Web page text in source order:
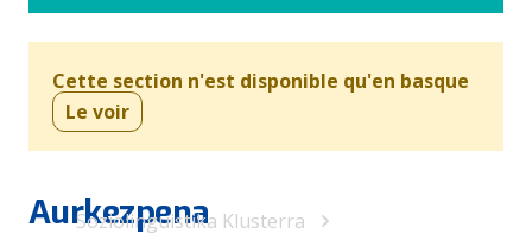
Cette section n'est disponible qu'en basque
Le voir
Aurkezpena
Soziolinguistika Klusterra